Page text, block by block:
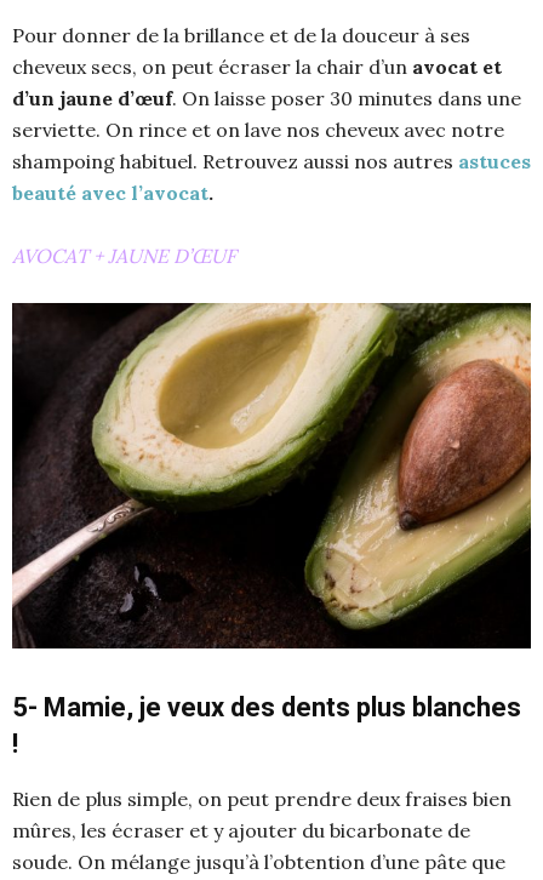
Pour donner de la brillance et de la douceur à ses
cheveux secs, on peut écraser la chair d’un avocat et
d’un jaune d’œuf. On laisse poser 30 minutes dans une
serviette. On rince et on lave nos cheveux avec notre
shampoing habituel. Retrouvez aussi nos autres astuces
beauté avec l’avocat.
AVOCAT + JAUNE D’ŒUF
5- Mamie, je veux des dents plus blanches
!
Rien de plus simple, on peut prendre deux fraises bien
mûres, les écraser et y ajouter du bicarbonate de
soude. On mélange jusqu’à l’obtention d’une pâte que